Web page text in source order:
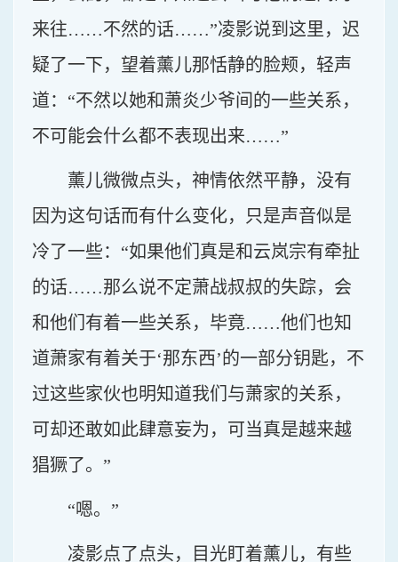
来往……不然的话……”凌影说到这里，迟
疑了一下，望着薰儿那恬静的脸颊，轻声
道：“不然以她和萧炎少爷间的一些关系，
不可能会什么都不表现出来……”
薰儿微微点头，神情依然平静，没有
因为这句话而有什么变化，只是声音似是
冷了一些：“如果他们真是和云岚宗有牵扯
的话……那么说不定萧战叔叔的失踪，会
和他们有着一些关系，毕竟……他们也知
道萧家有着关于‘那东西’的一部分钥匙，不
过这些家伙也明知道我们与萧家的关系，
可却还敢如此肆意妄为，可当真是越来越
猖獗了。”
“嗯。”
凌影点了点头，目光盯着薰儿，有些